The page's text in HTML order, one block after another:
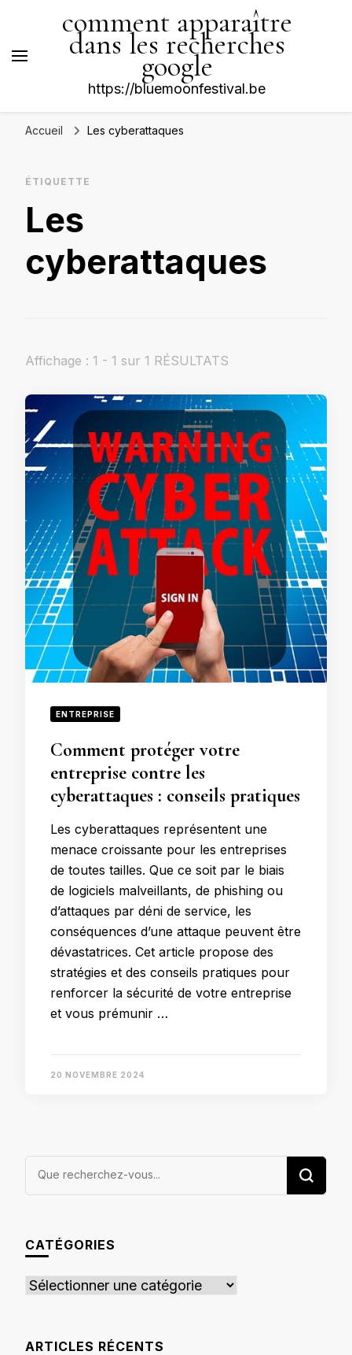
comment apparaître
dans les recherches
google
https://bluemoonfestival.be
Accueil Les cyberattaques
ÉTIQUETTE
Les
cyberattaques
Affichage : 1 - 1 sur 1 RÉSULTATS
ENTREPRISE
Comment protéger votre
entreprise contre les
cyberattaques : conseils pratiques
Les cyberattaques représentent une
menace croissante pour les entreprises
de toutes tailles. Que ce soit par le biais
de logiciels malveillants, de phishing ou
d’attaques par déni de service, les
conséquences d’une attaque peuvent être
dévastatrices. Cet article propose des
stratégies et des conseils pratiques pour
renforcer la sécurité de votre entreprise
et vous prémunir …
20 NOVEMBRE 2024
Vous
CATÉGORIES
Catégories
ARTICLES RÉCENTS